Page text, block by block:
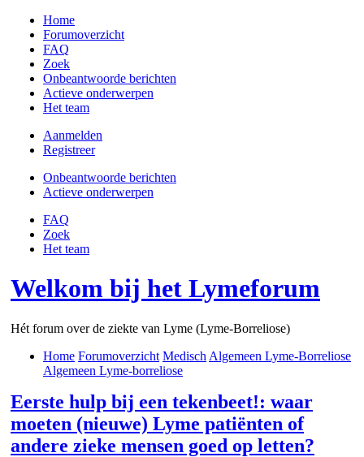
Home
Forumoverzicht
FAQ
Zoek
Onbeantwoorde berichten
Actieve onderwerpen
Het team
Aanmelden
Registreer
Onbeantwoorde berichten
Actieve onderwerpen
FAQ
Zoek
Het team
Welkom bij het Lymeforum
Hét forum over de ziekte van Lyme (Lyme-Borreliose)
Home Forumoverzicht Medisch Algemeen Lyme-Borreliose
Algemeen Lyme-borreliose
Eerste hulp bij een tekenbeet!: waar
moeten (nieuwe) Lyme patiënten of
andere zieke mensen goed op letten?